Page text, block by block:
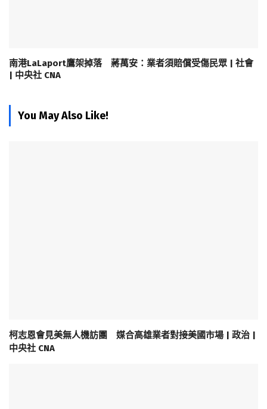
南港LaLaport鷹架掉落 蔣萬安：業者須賠償受傷民眾 | 社會
| 中央社 CNA
You May Also Like!
柯志恩會見美無人機訪團 媒合高雄業者對接美國市場 | 政治 |
中央社 CNA